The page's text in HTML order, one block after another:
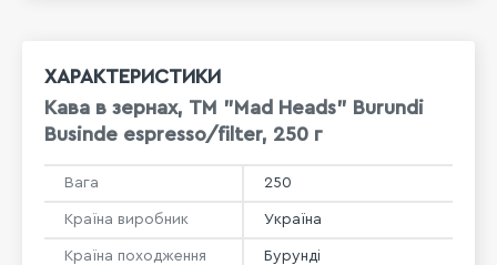
ХАРАКТЕРИСТИКИ
Кава в зернах, ТМ "Mad Heads" Burundi
Businde espresso/filter, 250 г
Вага 250
Країна виробник Україна
Країна походження Бурунді